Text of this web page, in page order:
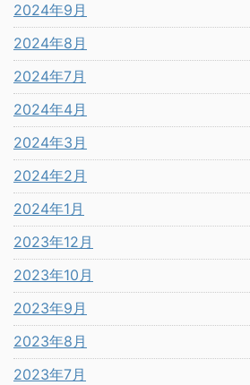
2024年9月
2024年8月
2024年7月
2024年4月
2024年3月
2024年2月
2024年1月
2023年12月
2023年10月
2023年9月
2023年8月
2023年7月